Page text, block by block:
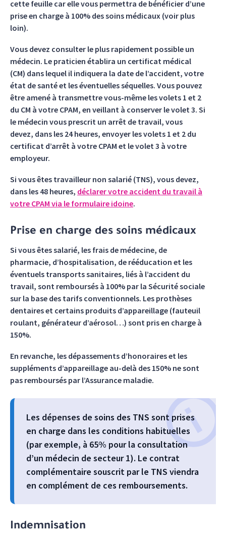
cette feuille car elle vous permettra de bénéficier d’une
prise en charge à 100% des soins médicaux (voir plus
loin).
Vous devez consulter le plus rapidement possible un
médecin. Le praticien établira un certificat médical
(CM) dans lequel il indiquera la date de l’accident, votre
état de santé et les éventuelles séquelles. Vous pouvez
être amené à transmettre vous-même les volets 1 et 2
du CM à votre CPAM, en veillant à conserver le volet 3. Si
le médecin vous prescrit un arrêt de travail, vous
devez, dans les 24 heures, envoyer les volets 1 et 2 du
certificat d’arrêt à votre CPAM et le volet 3 à votre
employeur.
Si vous êtes travailleur non salarié (TNS), vous devez,
dans les 48 heures, déclarer votre accident du travail à
votre CPAM via le formulaire idoine.
Prise en charge des soins médicaux
Si vous êtes salarié, les frais de médecine, de
pharmacie, d’hospitalisation, de rééducation et les
éventuels transports sanitaires, liés à l’accident du
travail, sont remboursés à 100% par la Sécurité sociale
sur la base des tarifs conventionnels. Les prothèses
dentaires et certains produits d’appareillage (fauteuil
roulant, générateur d’aérosol…) sont pris en charge à
150%.
En revanche, les dépassements d’honoraires et les
suppléments d’appareillage au-delà des 150% ne sont
pas remboursés par l’Assurance maladie.
Les dépenses de soins des TNS sont prises
en charge dans les conditions habituelles
(par exemple, à 65% pour la consultation
d’un médecin de secteur 1). Le contrat
complémentaire souscrit par le TNS viendra
en complément de ces remboursements.
Indemnisation